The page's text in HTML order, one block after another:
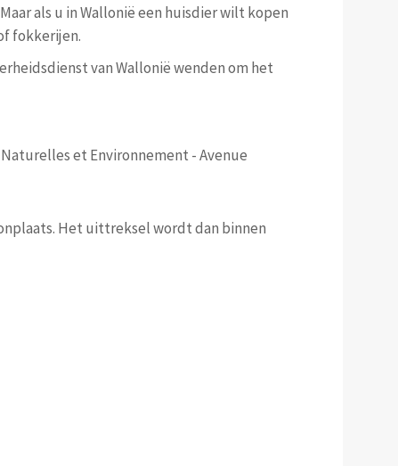
Maar als u in Wallonië een huisdier wilt kopen
fokkerijen.
van Wallonië wenden om het
et Environnement - Avenue
Het uittreksel wordt dan binnen